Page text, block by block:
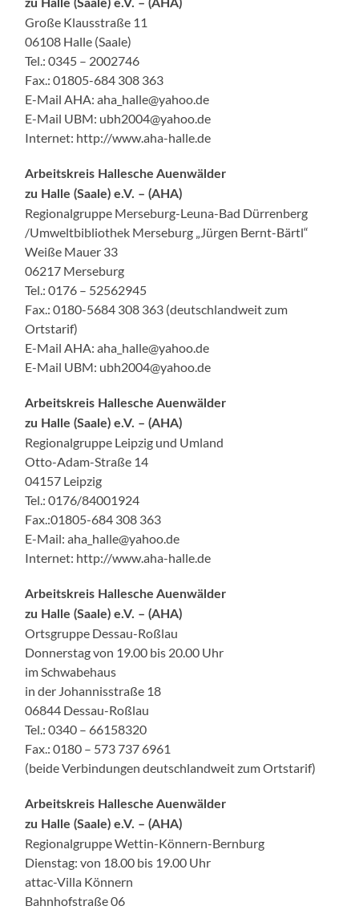
zu Halle (Saale) e.V. – (AHA)
Große Klausstraße 11
06108 Halle (Saale)
Tel.: 0345 – 2002746
Fax.: 01805-684 308 363
E-Mail AHA: aha_halle@yahoo.de
E-Mail UBM: ubh2004@yahoo.de
Internet: http://www.aha-halle.de
Arbeitskreis Hallesche Auenwälder
zu Halle (Saale) e.V. – (AHA)
Regionalgruppe Merseburg-Leuna-Bad Dürrenberg
/Umweltbibliothek Merseburg „Jürgen Bernt-Bärtl“
Weiße Mauer 33
06217 Merseburg
Tel.: 0176 – 52562945
Fax.: 0180-5684 308 363 (deutschlandweit zum
Ortstarif)
E-Mail AHA: aha_halle@yahoo.de
E-Mail UBM: ubh2004@yahoo.de
Arbeitskreis Hallesche Auenwälder
zu Halle (Saale) e.V. – (AHA)
Regionalgruppe Leipzig und Umland
Otto-Adam-Straße 14
04157 Leipzig
Tel.: 0176/84001924
Fax.:01805-684 308 363
E-Mail: aha_halle@yahoo.de
Internet: http://www.aha-halle.de
Arbeitskreis Hallesche Auenwälder
zu Halle (Saale) e.V. – (AHA)
Ortsgruppe Dessau-Roßlau
Donnerstag von 19.00 bis 20.00 Uhr
im Schwabehaus
in der Johannisstraße 18
06844 Dessau-Roßlau
Tel.: 0340 – 66158320
Fax.: 0180 – 573 737 6961
(beide Verbindungen deutschlandweit zum Ortstarif)
Arbeitskreis Hallesche Auenwälder
zu Halle (Saale) e.V. – (AHA)
Regionalgruppe Wettin-Könnern-Bernburg
Dienstag: von 18.00 bis 19.00 Uhr
attac-Villa Könnern
Bahnhofstraße 06